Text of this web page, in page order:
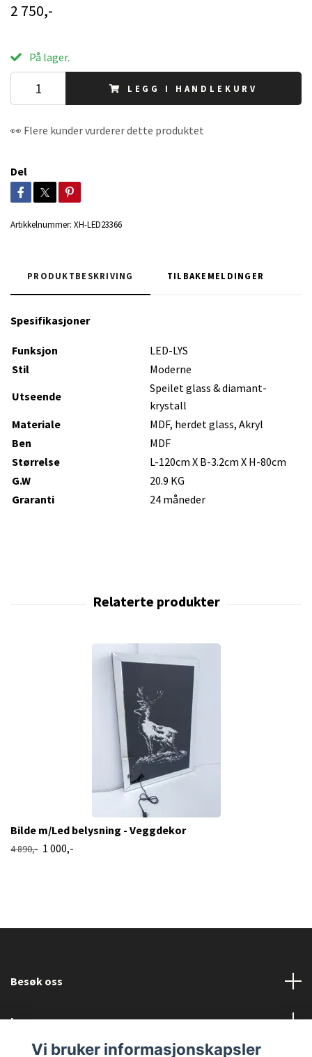
2 750,-
På lager.
LEGG I HANDLEKURV
👀 Flere kunder vurderer dette produktet
Del
Artikkelnummer: XH-LED23366
PRODUKTBESKRIVING TILBAKEMELDINGER
Spesifikasjoner
Funksjon
LED-LYS
Stil
Moderne
Utseende
Speilet glass & diamant-
krystall
Materiale
MDF, herdet glass, Akryl
Ben
MDF
Størrelse
L-120cm X B-3.2cm X H-80cm
G.W
20.9 KG
Graranti
24 måneder
Bilde m/Led belysning - Veggdekor
4 890,- 1 000,-
Besøk oss
Les mer
Vi bruker informasjonskapsler